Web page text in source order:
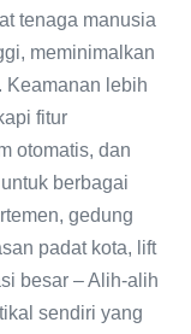
tenaga manusia
meminimalkan
Keamanan lebih
fitur
otomatis, dan
berbagai
gedung
padat kota, lift
besar – Alih-alih
sendiri yang